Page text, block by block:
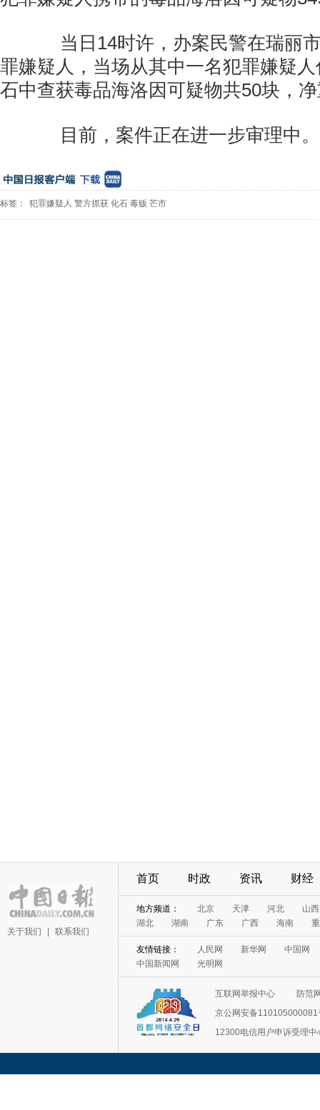
当日14时许，办案民警在瑞丽市
罪嫌疑人，当场从其中一名犯罪嫌疑
石中查获毒品海洛因可疑物共50块，
目前，案件正在进一步审理中
标签： 犯罪嫌疑人 警方抓获 化石 毒贩 芒市
关于我们 联系我们
首页 时政 资讯 财经
地方频道： 北京 天津 河北
山西
湖北
湖南 广东 广西 海南
友情链接： 人民网 新华网
中国网
中国新闻网
光明网
互联网举报中心
防范
京公网安备110105000081
12300电信用户申诉受理中